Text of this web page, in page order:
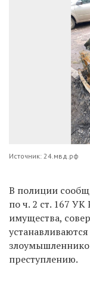
Источник: 24.мвд.рф
В полиции
по ч. 2 ст. 167
имущества, с
преступлению.